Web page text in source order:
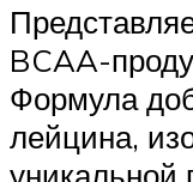
BCAA-
Формула
лейцина,
уникальной